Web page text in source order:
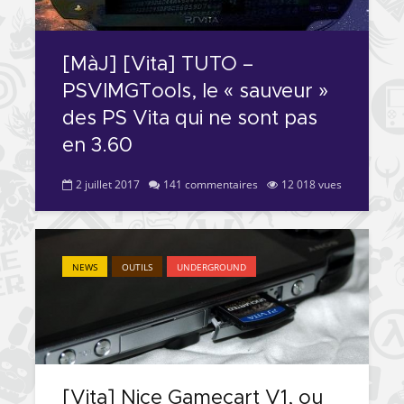
[MàJ] [Vita] TUTO –
PSVIMGTools, le « sauveur »
des PS Vita qui ne sont pas
en 3.60
2 juillet 2017 141 commentaires 12 018 vues
NEWS OUTILS UNDERGROUND
[Vita] Nice Gamecart V1, ou
[PS4] Le point sur le
6.72 / 7.02
[Vita] La team CBPS
dévoile dans une
vidéo une flopée de
nouveaux projets
[PSP]